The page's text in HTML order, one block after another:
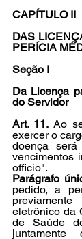
CAPÍTULO II
DAS
PERÍCIA
Seção I
Da Licença
do Servidor
Art. 11. Ao
exercer o
doença
vencimentos
officio".
Parágrafo
pedido, a
eletrônico da
de Saúde
juntamente